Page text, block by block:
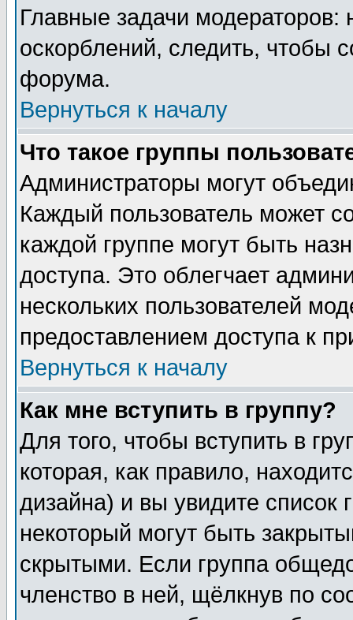
Главные задачи
оскорблений, следить, чтобы
форума.
Вернуться к началу
Что такое группы
Администраторы могут
Каждый пользователь может
каждой группе могут быть
доступа. Это облегчает
нескольких пользователей
предоставлением доступа к
Вернуться к началу
Как мне вступить в группу?
Для того, чтобы вступить в
которая, как правило,
дизайна) и вы увидите список
некоторый могут быть
скрытыми. Если группа
членство в ней, щёлкнув по